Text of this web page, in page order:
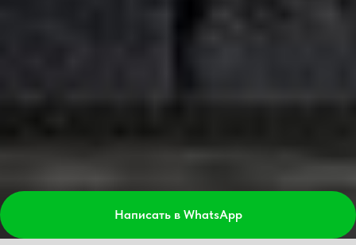
Написать в WhatsApp